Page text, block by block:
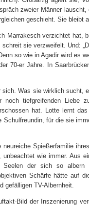
zweier Männer lauscht,
geschieht. Sie bleibt
Marrakesch verzichtet hat,
sie verzweifelt. Und:
so wie in Agadir wird es
70-er Jahre. In
Was sie wirklich sucht,
tiefgreifenden Liebe
hat. Lotte lernt
für die sie
Spießerfamilie
wie immer. Aus
der sich so albern
Schärfe hätte auf
TV-Albernheit.
Bild der Inszenierung